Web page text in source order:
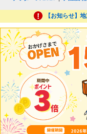
【お知らせ】